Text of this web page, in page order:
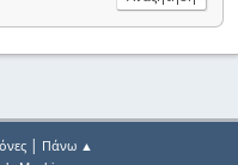
| Πάνω ▲